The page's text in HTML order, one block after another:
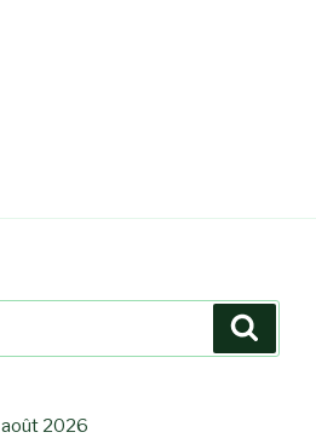
août 2026